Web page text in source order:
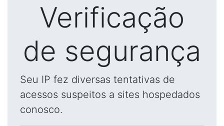
Verificação
de segurança
Seu IP fez diversas tentativas de
acessos suspeitos a sites hospedados
conosco.